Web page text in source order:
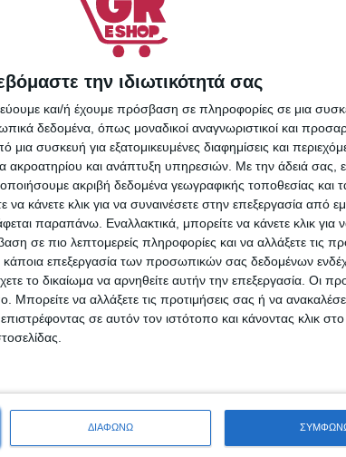
την ιδιωτικότητά σας
και/ή έχουμε πρόσβαση σε πληροφορίες σε μια
δεδομένα, όπως μοναδικοί αναγνωριστικοί και
συσκευή για εξατομικευμένες διαφημίσεις και
ακροατηρίου και ανάπτυξη υπηρεσιών. Με την άδειά σας,
ακριβή δεδομένα γεωγραφικής τοποθεσίας και
κάνετε κλικ για να συναινέσετε στην επεξεργασία από
παραπάνω. Εναλλακτικά, μπορείτε να κάνετε κλικ για
σε πιο λεπτομερείς πληροφορίες και να αλλάξετε τις
επεξεργασία των προσωπικών σας δεδομένων
το δικαίωμα να αρνηθείτε αυτήν την επεξεργασία. Οι
Μπορείτε να αλλάξετε τις προτιμήσεις σας ή να
σε αυτόν τον ιστότοπο και κάνοντας κλικ
ΔΙΑΦΩΝΩ
Ultra
για